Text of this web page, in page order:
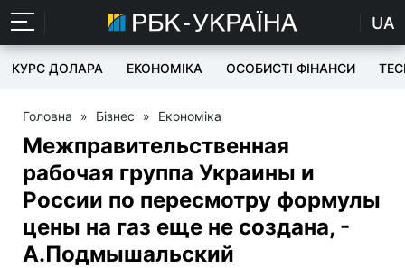
UA
КУРС ДОЛАРА ЕКОНОМІКА ОСОБИСТІ ФІНАНСИ
Головна » Бізнес » Економіка
Межправительственная
рабочая группа Украины и
России по пересмотру формулы
цены на газ еще не создана, -
А.Подмышальский